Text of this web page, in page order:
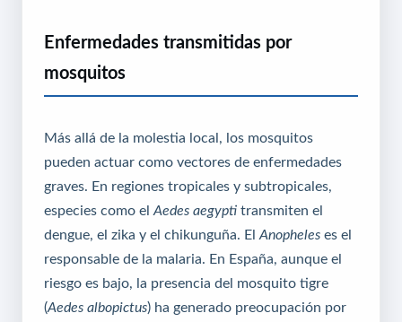
Enfermedades transmitidas por
mosquitos
Más allá de la molestia local, los mosquitos
pueden actuar como vectores de enfermedades
graves. En regiones tropicales y subtropicales,
especies como el Aedes aegypti transmiten el
dengue, el zika y el chikunguña. El Anopheles es el
responsable de la malaria. En España, aunque el
riesgo es bajo, la presencia del mosquito tigre
(Aedes albopictus) ha generado preocupación por